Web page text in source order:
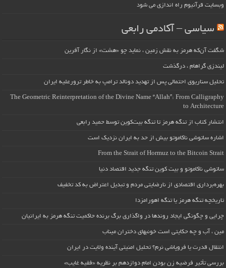
وبسایت قرآنیوم راه اندازی می شود
سیاسی – آکادمی رابعی
شگفت آن‌که هرمز به نقش زمین ، نماید چو «هشت» از نگار آفرین
لیندزی گراهام ، درگذشت
تحلیل سناریوی احتمالی پس از تهدید دونالد ترامپ به خاطر ترورعلیه ایران
The Geometric Reinterpretation of the Divine Name “Allah”: From Calligraphy
to Architecture
انتشار کتاب از تنگه هرمز تا تنگه بیت‌کوین توسط حمید رابعی
اشاره ساتوشی ناکاموتو بیش از حد به ایران نزدیک است
From the Strait of Hormuz to the Bitcoin Strait
ساتوشی ناکاموتو و بیت کوین تنگه جدید اقتصاد دنیا
بهره‌برداری اقتصادی از نارضایتی مردم و تبدیل اعتراض به کد تخفیف
تاریخچه تنگه هرمز یا تنگه اهورامزدا
چرایی و چگونگی ایجاد روندها در واگذاری برگ برنده حاکمیت تنگه هرمز به ایرانیان
مین ، آب و چه حکایتی است خونبهای دختران میناب
انتقال قدرت یا فروپاشی نرم؟ تحلیل امنیتی آینده ولایت در ایران
بررسی تأثیر فرضیه زن بودن امام دوازدهم بر نظریه «فقیه غایب»